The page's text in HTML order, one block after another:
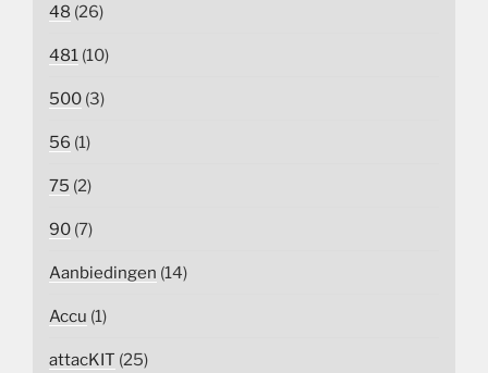
48 (26)
481 (10)
500 (3)
56 (1)
75 (2)
90 (7)
Aanbiedingen (14)
Accu (1)
attacKIT (25)